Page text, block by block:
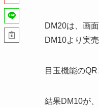
DM20は、画
DM10より実
目玉機能の
結果DM10が